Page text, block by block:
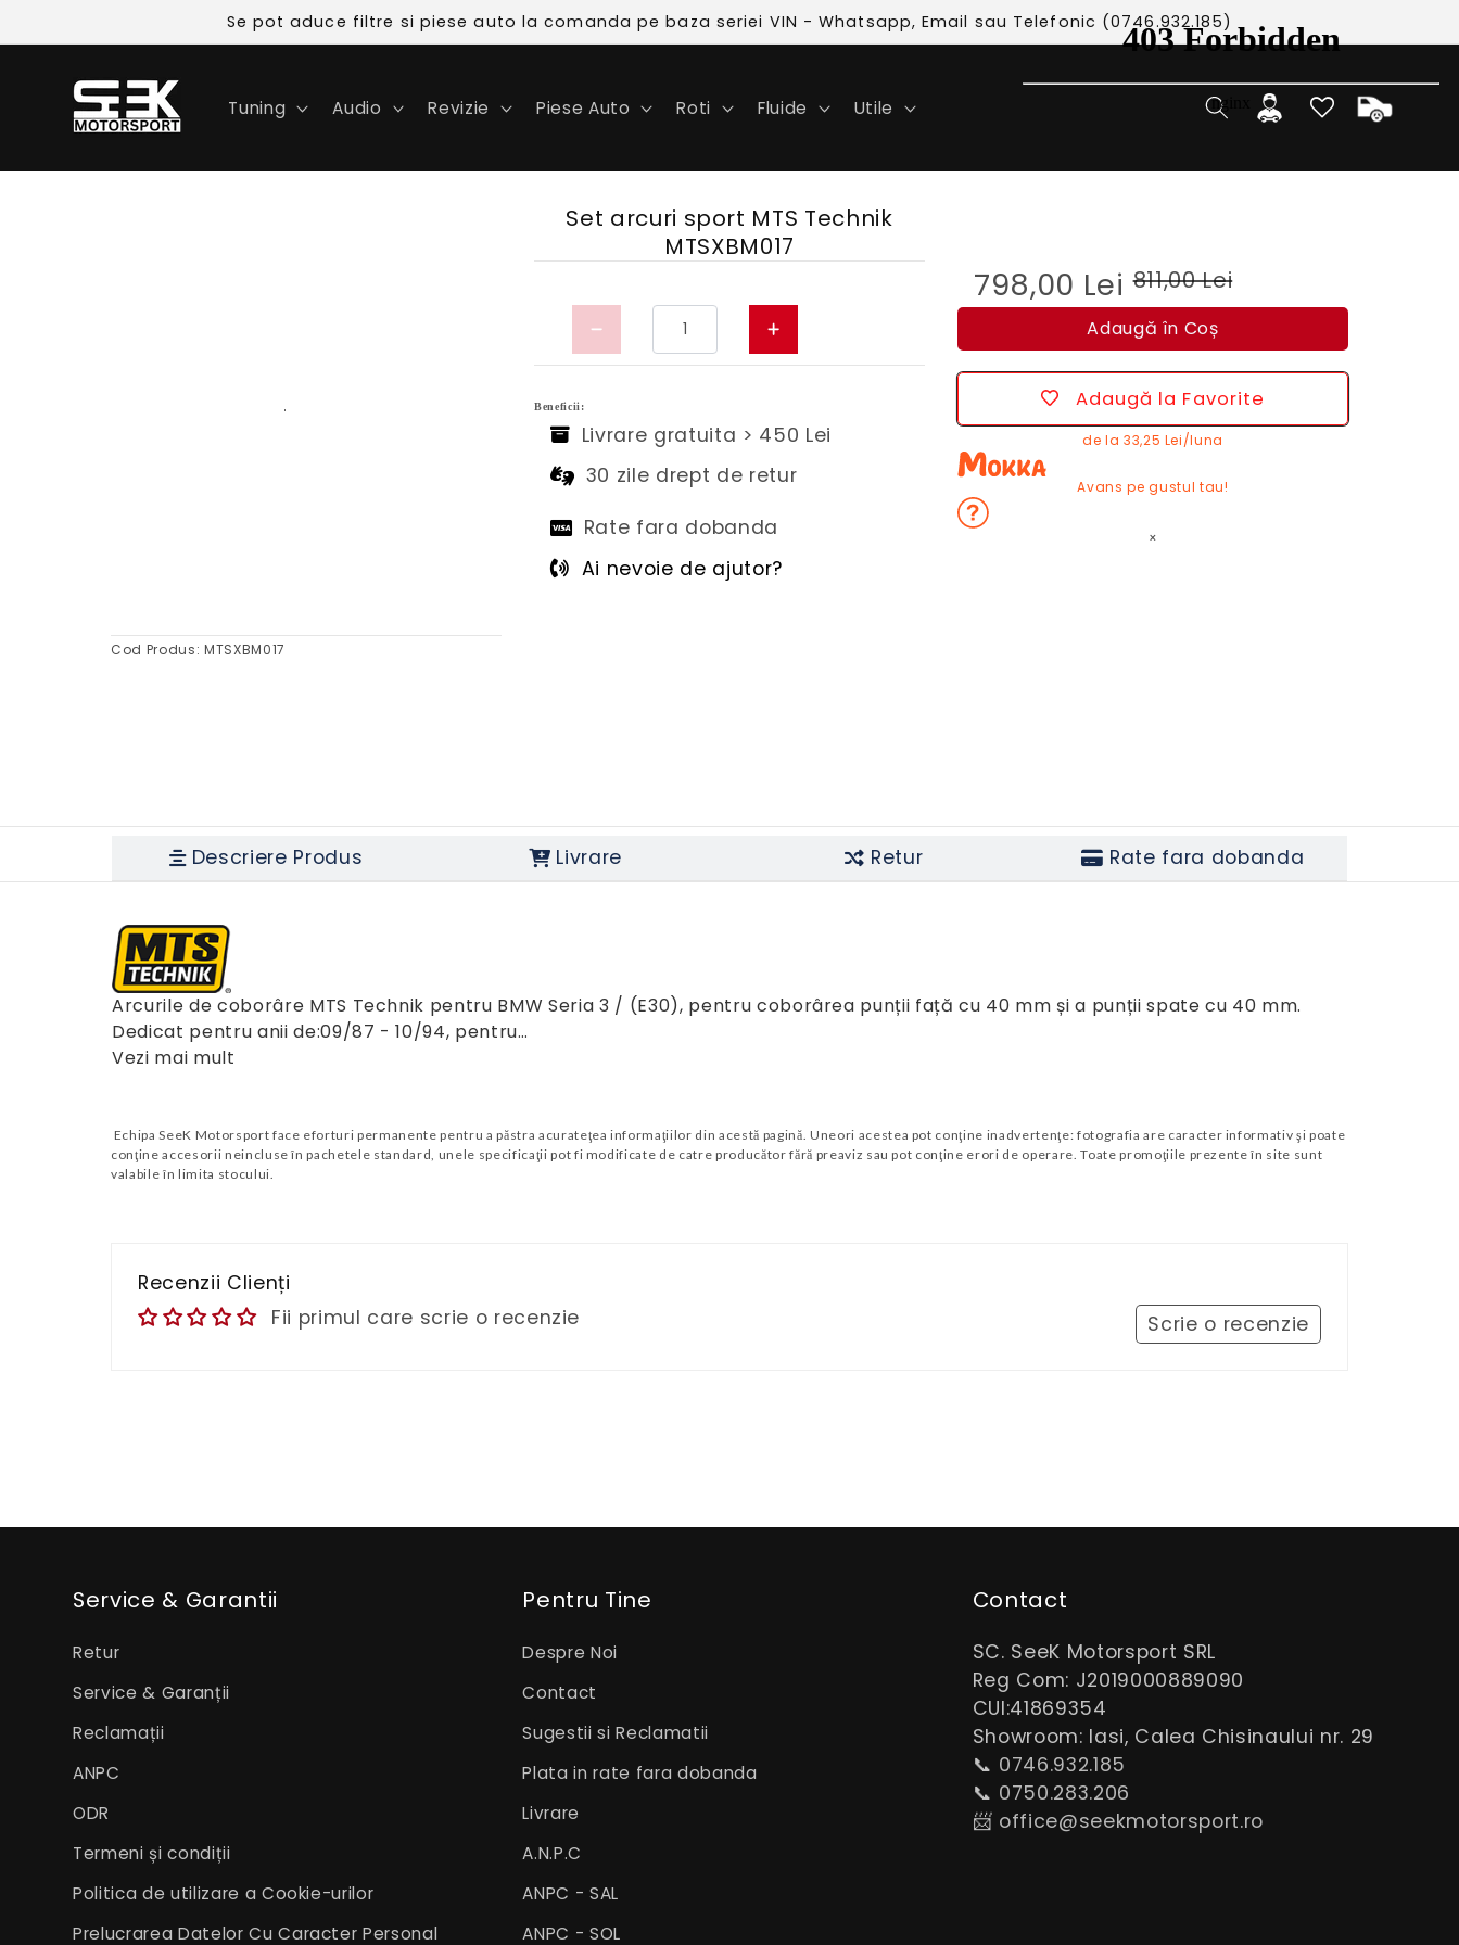
Se pot aduce filtre si piese auto la comanda pe baza seriei VIN - Whatsapp, Email sau Telefonic (0746.932.185)
Tuning Audio Revizie Piese Auto Roti Fluide Utile Autentificare Cos
Cod Produs: MTSXBM017
Set arcuri sport MTS Technik
MTSXBM017
Beneficii:
Livrare gratuita > 450 Lei
30 zile drept de retur
Rate fara dobanda
Ai nevoie de ajutor?
798,00 Lei 811,00 Lei
Adaugă în Coș
Adaugă la Favorite
de la 33,25 Lei/luna
Avans pe gustul tau!
×
Descriere Produs Livrare Retur Rate fara dobanda
Arcurile de coborâre MTS Technik pentru BMW Seria 3 / (E30), pentru coborârea punții față cu 40 mm și a punții spate cu 40 mm.
Dedicat pentru anii de:09/87 - 10/94, pentru…
Vezi mai mult
Echipa SeeK Motorsport face eforturi permanente pentru a păstra acurateţea informaţiilor din acestă pagină. Uneori acestea pot conţine inadvertenţe: fotografia are caracter informativ şi poate
conţine accesorii neincluse în pachetele standard, unele specificaţii pot fi modificate de catre producător fără preaviz sau pot conţine erori de operare. Toate promoţiile prezente în site sunt
valabile în limita stocului.
Recenzii Clienți
Fii primul care scrie o recenzie
Scrie o recenzie
Service & Garantii
Retur
Service & Garanții
Reclamații
ANPC
ODR
Termeni și condiții
Politica de utilizare a Cookie-urilor
Prelucrarea Datelor Cu Caracter Personal
Pentru Tine
Despre Noi
Contact
Sugestii si Reclamatii
Plata in rate fara dobanda
Livrare
A.N.P.C
ANPC - SAL
ANPC - SOL
Contact
SC. SeeK Motorsport SRL
Reg Com: J2019000889090
CUI:41869354
Showroom: Iasi, Calea Chisinaului nr. 29
📞 0746.932.185
📞 0750.283.206
📨 office@seekmotorsport.ro